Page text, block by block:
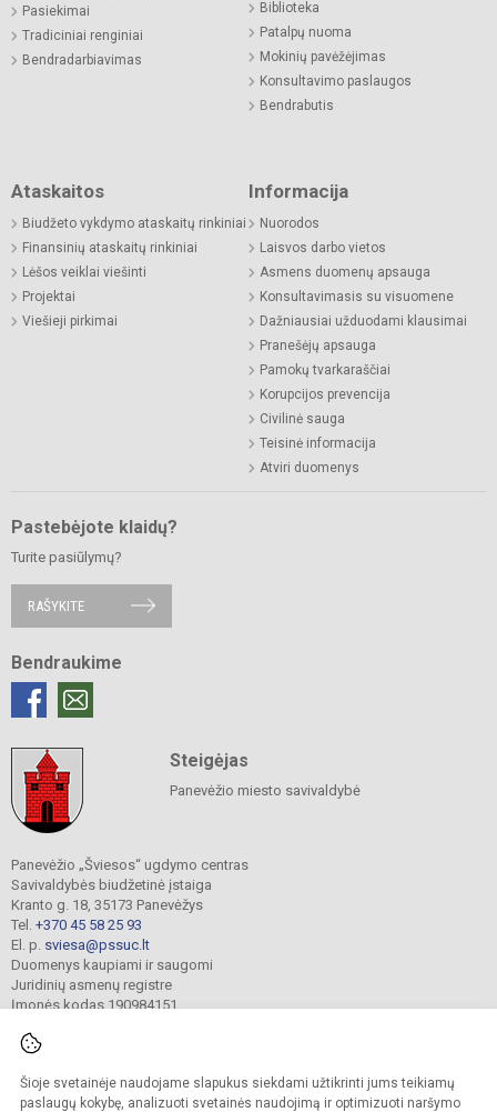
Šioje svetainėje naudojame slapukus siekdami užtikrinti jums teikiamų
paslaugų kokybę, analizuoti svetainės naudojimą ir optimizuoti naršymo
Pasiekimai
Tradiciniai renginiai
Bendradarbiavimas
Biblioteka
Patalpų nuoma
Mokinių pavėžėjimas
Konsultavimo paslaugos
Bendrabutis
Ataskaitos
Biudžeto vykdymo ataskaitų rinkiniai
Finansinių ataskaitų rinkiniai
Lėšos veiklai viešinti
Projektai
Viešieji pirkimai
Informacija
Nuorodos
Laisvos darbo vietos
Asmens duomenų apsauga
Konsultavimasis su visuomene
Dažniausiai užduodami klausimai
Pranešėjų apsauga
Pamokų tvarkaraščiai
Korupcijos prevencija
Civilinė sauga
Teisinė informacija
Atviri duomenys
Pastebėjote klaidų?
Turite pasiūlymų?
RAŠYKITE
Bendraukime
Steigėjas
Panevėžio miesto savivaldybė
Panevėžio „Šviesos“ ugdymo centras
Savivaldybės biudžetinė įstaiga
Kranto g. 18, 35173 Panevėžys
Tel. +370 45 58 25 93
El. p. sviesa@pssuc.lt
Duomenys kaupiami ir saugomi
Juridinių asmenų registre
Įmonės kodas 190984151
© 2021. Panevėžio „Šviesos“ ugdymo centras. Visos teisės saugomos.
Kopijuoti turinį be raštiško administracijos sutikimo griežtai draudžiama.